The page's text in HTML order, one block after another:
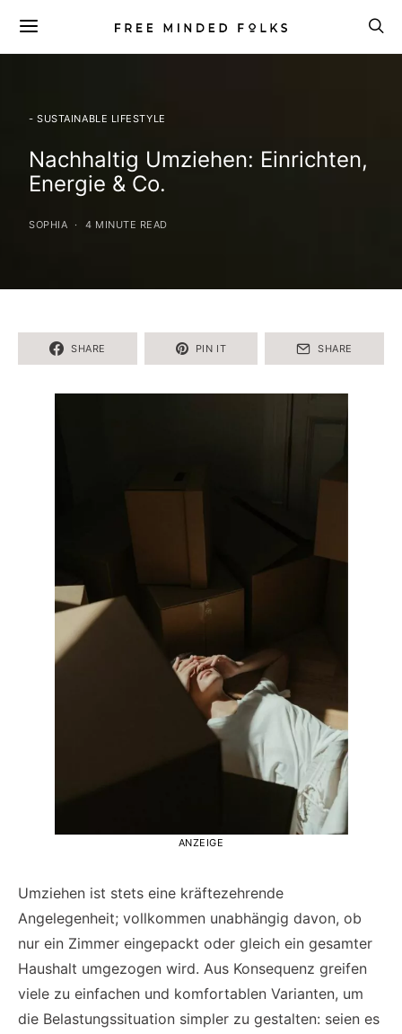
- SUSTAINABLE LIFESTYLE
Nachhaltig Umziehen: Einrichten,
Energie & Co.
SOPHIA 4 MINUTE READ
SHARE PIN IT SHARE
ANZEIGE
Umziehen ist stets eine kräftezehrende
Angelegenheit; vollkommen unabhängig davon, ob
nur ein Zimmer eingepackt oder gleich ein gesamter
Haushalt umgezogen wird. Aus Konsequenz greifen
viele zu einfachen und komfortablen Varianten, um
die Belastungssituation simpler zu gestalten: seien es